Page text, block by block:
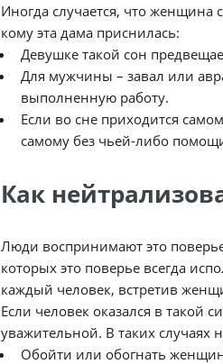
Иногда случается, что женщина
кому эта дама приснилась:
Девушке такой сон
Для мужчины – завал или
выполненную работу.
Если во сне приходится
самому без чьей-либо
Как
Люди воспринимают это
которых это поверье всегда
каждый человек, встретив
Если человек оказался в такой
уважительной. В таких случаях
Обойти или обогнать